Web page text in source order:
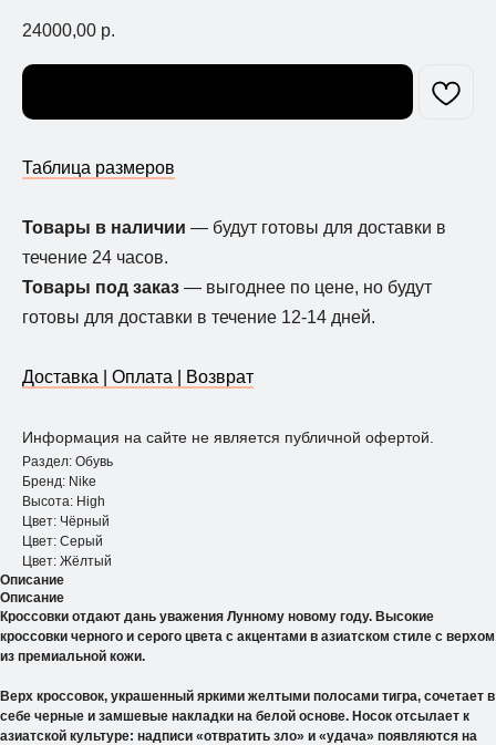
24000,00 р.
Таблица размеров
Товары в наличии — будут готовы для доставки в
течение 24 часов.
Товары под заказ — выгоднее по цене, но будут
готовы для доставки в течение 12-14 дней.
Доставка | Оплата | Возврат
Информация на сайте не является публичной офертой.
Раздел: Обувь
Бренд: Nike
Высота: Нigh
Цвет: Чёрный
Цвет: Серый
Цвет: Жёлтый
Описание
Описание
Кроссовки отдают дань уважения Лунному новому году. Высокие
кроссовки черного и серого цвета с акцентами в азиатском стиле с верхом
из премиальной кожи.
Верх кроссовок, украшенный яркими желтыми полосами тигра, сочетает в
себе черные и замшевые накладки на белой основе. Носок отсылает к
азиатской культуре: надписи «отвратить зло» и «удача» появляются на